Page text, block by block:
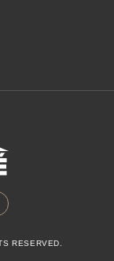
RESERVED.